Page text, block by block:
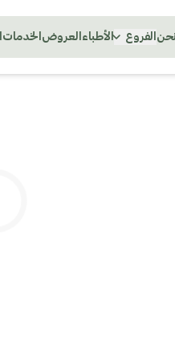
الفروع الأطباء العروض الخدمات